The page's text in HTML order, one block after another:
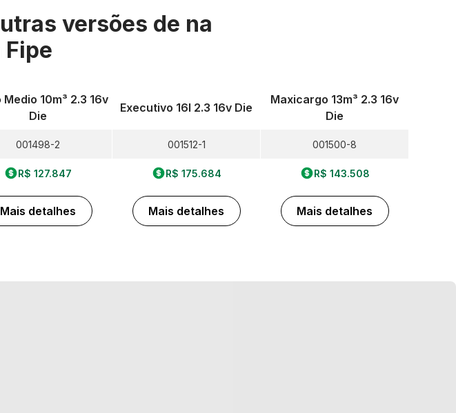
versões de na
Medio 10m³ 2.3 16v
Die
001498-2
R$ 127.847
Mais detalhes
Executivo 16l 2.3 16v Die
001512-1
R$ 175.684
Mais detalhes
Maxicargo 13m³ 2.3 16v
Die
001500-8
R$ 143.508
Mais detalhes